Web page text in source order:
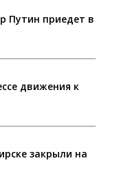
Путин приедет в
движения к
закрыли на